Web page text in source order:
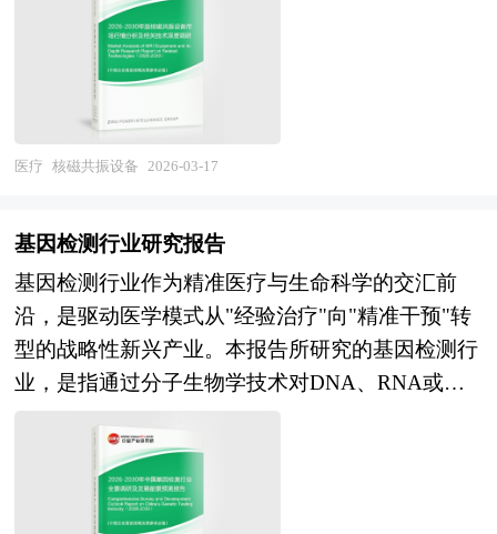
心、中国经济景气监测中心、中国行业研究网、全
国及海外相关报刊杂志的基础信息以及中药行业研
究单位等公布和提供的大量资料。报告对我国中药
行业的供需状况、发展现状、子行业发展变化等进
行了分析，重点分析了国内外中药行业的发展现
等。报告还综合了中药行业的整体发展动态，对行
业在产品方面提供了参考建议和具体解决办法。报
告对于中药产品生产企业、经销商、行业管理部门
以及拟进入该行业的投资者具有重要的参考价值，
对于研究我国中药行业发展规律、提高企业的运营
国家统计局、国家商务部、国家发改委、国家经济
信息中心、国务院发展研究中心、国家海关总署、
全国商业信息中心、中国经济景气监测中心、中国
行业研究网、国内外相关报刊杂志的基础信息以及
保健油专业研究单位等公布和提供的大量资料。对
详细的阐述和深入的分析，着重对保健油业务的发
展进行详尽深入的分析，并根据保健油行业的政策
经济发展环境对保健油行业潜在的风险和防范建议
进行分析。最后提出研究者对保健油行业的研究观
点，以供投资决策者参考。
DRG/DIP支付改革推动急性期后康复需求增长、老
龄化加速带来的慢病管理和功能康复需求上升，医
疗机构对中高端理疗设备的采购意愿增强，但在磁
刺激、高能激光、智能康复机器人等高端领域，进
口品牌仍占据技术和市场优势；在消费市场层面，
家用理疗仪器借助电商渠道和直播营销实现快速增
仪等产品成为健康消费热点，但产品同质化严重、
功效宣称缺乏循证依据、质量参差不齐等问题制约
行业健康发展。在技术能力方面，国内企业在低频
电刺激、中频干扰电、超声波等成熟技术领域已实
现规模化应用，但在精准剂量控制、生物反馈调
存在差距；康复机器人的运动意图识别、柔顺控
制、人机交互等核心技术仍在攻关阶段。与此同
时，行业面临医疗器械注册审评周期长、临床验证
共振（1.5T、3.0T及更高场强）、永磁磁共振及专
用型磁共振（如介入磁共振、车载磁共振）等主要
技术形态，并延伸至磁共振引导聚焦超声等治疗一
体化设备。该行业横跨超导磁体、梯度线圈、射频
系统、谱仪、成像算法及临床应用等多个高技术领
长、监管要求严苛及售后服务依赖度强等典型特
介入治疗精准化推进，核磁共振已从单纯的诊断工
具向"诊疗一体化"平台演进，其产业价值正从设备
销售向全生命周期服务与临床解决方案深度延伸。
当前中国核磁共振设备产业正处于从"进口依
赖"向"自主可控"攻坚、从"低端替代"向"高端突
破"跃迁的关键战略窗口期。经过多年技术积累与
政策扶持，我国在永磁磁共振及1.5T超导磁共振领
域已实现规模化国产替代，部分企业在3.0T高场强
医疗 核磁共振设备 2026-03-17
基因检测行业研究报告
基因检测行业作为精准医疗与生命科学的交汇前
沿，是驱动医学模式从"经验治疗"向"精准干预"转
型的战略性新兴产业。本报告所研究的基因检测行
业，是指通过分子生物学技术对DNA、RNA或表
特征、疾病风险或药物反应信息的综合性技术服务
产业，涵盖临床诊断检测（肿瘤伴随诊断、遗传病
筛查、病原微生物检测）、生育健康检测（无创产